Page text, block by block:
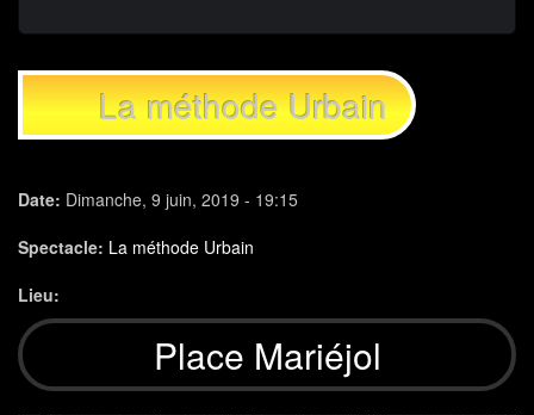
La méthode Urbain
Date: Dimanche, 9 juin, 2019 - 19:15
Spectacle: La méthode Urbain
Lieu:
Place Mariéjol